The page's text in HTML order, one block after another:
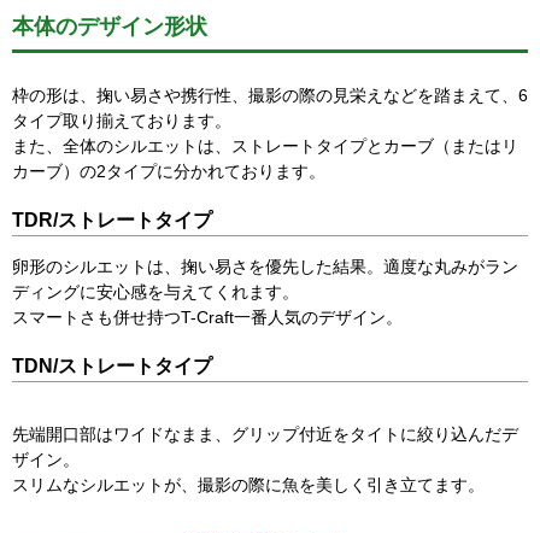
本体のデザイン形状
枠の形は、掬い易さや携行性、撮影の際の見栄えなどを踏まえて、6
タイプ取り揃えております。
また、全体のシルエットは、ストレートタイプとカーブ（またはリ
カーブ）の2タイプに分かれております。
TDR/ストレートタイプ
卵形のシルエットは、掬い易さを優先した結果。適度な丸みがラン
ディングに安心感を与えてくれます。
スマートさも併せ持つT-Craft一番人気のデザイン。
TDN/ストレートタイプ
先端開口部はワイドなまま、グリップ付近をタイトに絞り込んだデ
ザイン。
スリムなシルエットが、撮影の際に魚を美しく引き立てます。